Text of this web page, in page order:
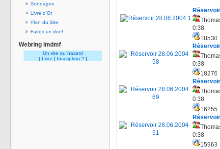
Sondages
Livre d'Or
Plan du Site
Faites un don!
Webring lmdmf
Un site au hasard
[ Liste | Inscription ? ]
0:38
18530
0:38
18276
0:38
16255
0:38
15963